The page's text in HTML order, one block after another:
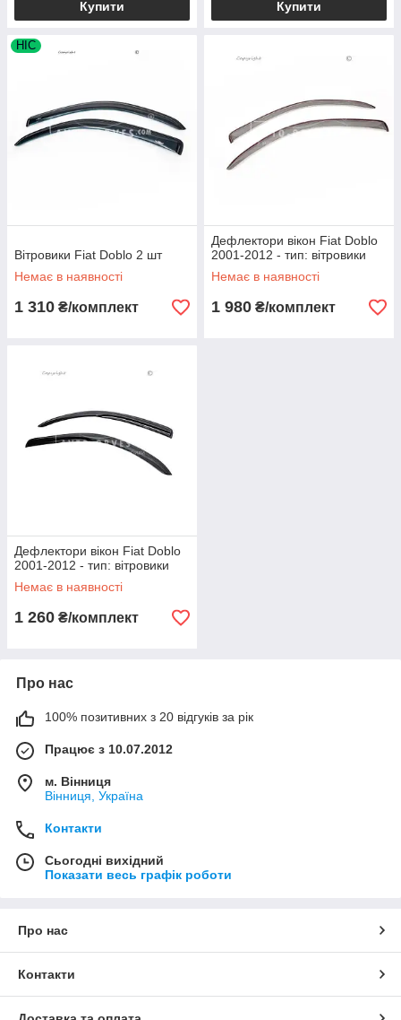
Купити Купити
HIC
Вітровики Fiat Doblo 2 шт
Немає в наявності
1 310 ₴/комплект
Дефлектори вікон Fiat Doblo
2001-2012 - тип: вітровики
Немає в наявності
1 980 ₴/комплект
Дефлектори вікон Fiat Doblo
2001-2012 - тип: вітровики
Немає в наявності
1 260 ₴/комплект
Про нас
100% позитивних з 20 відгуків за рік
Працює з 10.07.2012
м. Вінниця
Вінниця, Україна
Контакти
Сьогодні вихідний
Показати весь графік роботи
Про нас
Контакти